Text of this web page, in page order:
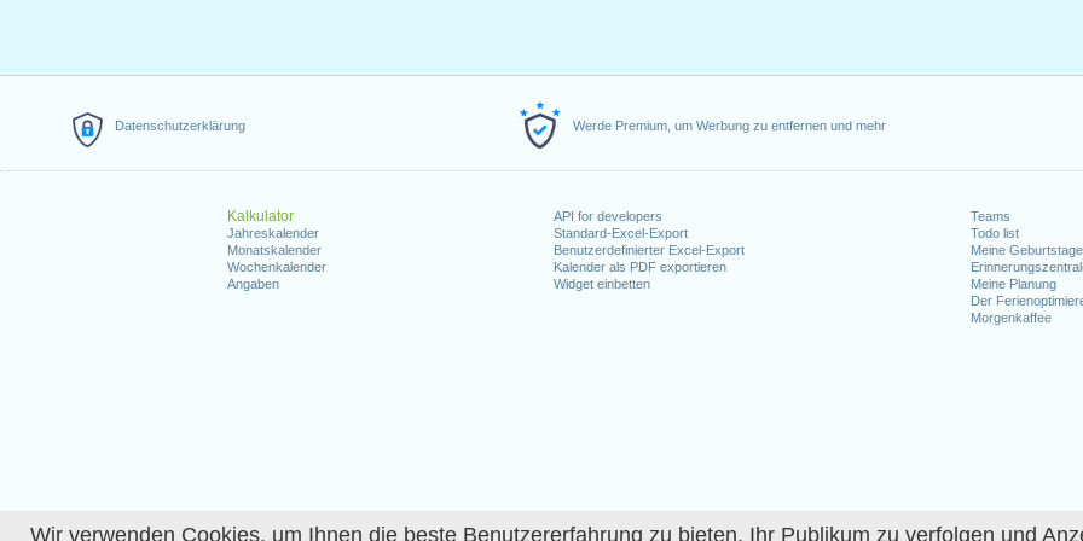
Wir verwenden Cookies, um Ihnen die beste Benutzererfahrung zu bieten, Ihr Publikum zu verfolgen und
Datenschutzerklärung Werde Premium, um Werbung zu entfernen und mehr
Kalkulator
Jahreskalender
Monatskalender
Wochenkalender
Angaben
API for developers
Standard-Excel-Export
Benutzerdefinierter Excel-Export
Kalender als PDF exportieren
Widget einbetten
Teams
Todo list
Meine Geburtstage
Meine Planung
Der
Morgenkaffee